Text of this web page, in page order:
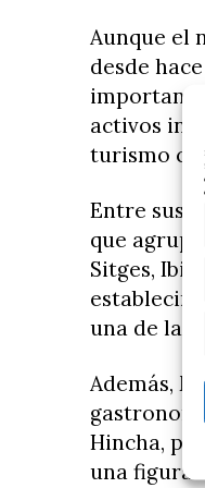
Aunque el
desde
activos
turismo
Entre sus
que
Sitges,
una de las
Además,
Hincha,
una figura